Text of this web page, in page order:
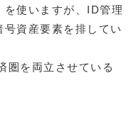
使いますが、ID管理
資産要素を排してい
圏を両立させている